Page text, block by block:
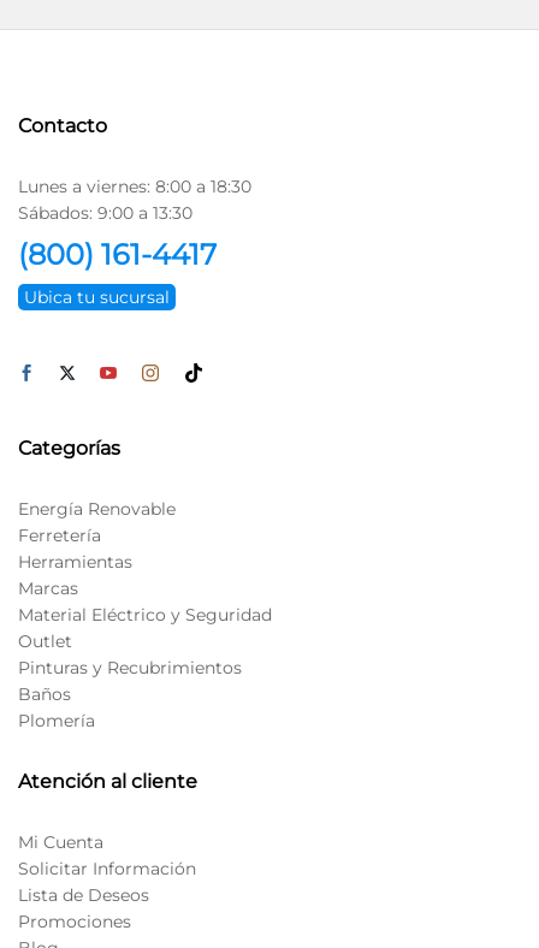
Contacto
Lunes a viernes: 8:00 a 18:30
Sábados: 9:00 a 13:30
(800) 161-4417
Ubica tu sucursal
Categorías
Energía Renovable
Ferretería
Herramientas
Marcas
Material Eléctrico y Seguridad
Outlet
Pinturas y Recubrimientos
Baños
Plomería
Atención al cliente
Mi Cuenta
Solicitar Información
Lista de Deseos
Promociones